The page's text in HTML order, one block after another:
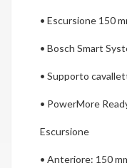
• Escursione 150
• Bosch Smart
• Supporto
• PowerMore
Escursione
• Anteriore: 150